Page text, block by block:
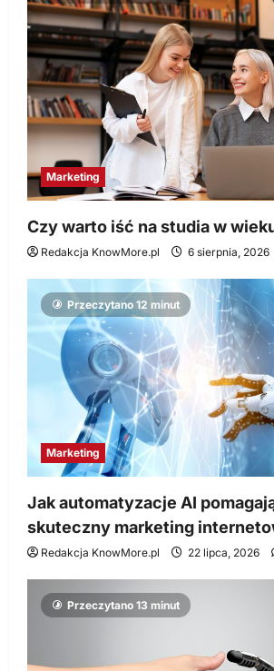
Marketing
Czy warto iść na studia w
Redakcja KnowMore.pl 6 sierpnia, 2026
Przeczytano 12 minut
Marketing
Jak automatyzacje AI
skuteczny marketing
Redakcja KnowMore.pl 22 lipca, 2026
Przeczytano 13 minut